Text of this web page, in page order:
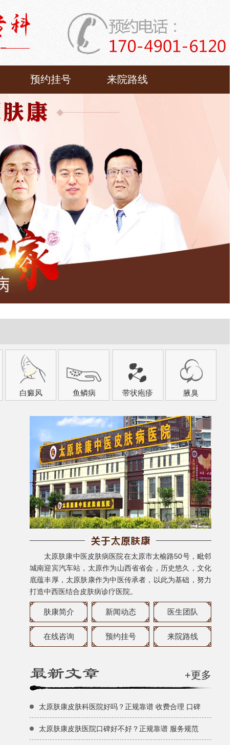
预约挂号 来院路线
白癜风 鱼鳞病 带状疱疹 腋臭
太原肤康中医皮肤病医院在太原市太榆路50号，毗邻
城南迎宾汽车站，太原作为山西省省会，历史悠久，文化
底蕴丰厚，太原肤康作为中医传承者，以此为基础，努力
打造中西医结合皮肤病诊疗医院。
肤康简介 新闻动态 医生团队
在线咨询 预约挂号 来院路线
+更多
太原肤康皮肤科医院好吗？正规靠谱 收费合理 口碑
太原肤康皮肤医院口碑好不好？正规靠谱 服务规范